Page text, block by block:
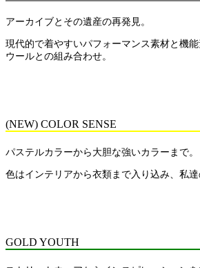
アーカイブとその遺産の再発見。
現代的で着やすいパフォーマンス素材と機
ウールとの組み合わせ。
(NEW) COLOR SENSE
パステルカラーから大胆な強いカラーまで。
色はインテリアから衣類まで入り込み、私達
GOLD YOUTH